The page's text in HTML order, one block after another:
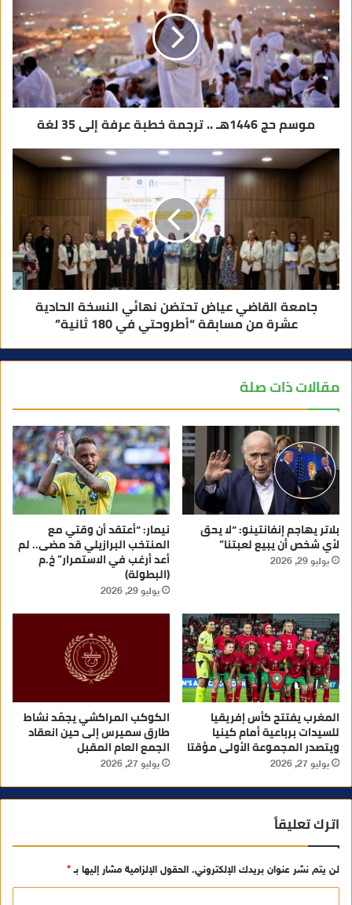
ك
ت
ر
و
ي
موسم حج 1446هـ .. ترجمة خطبة عرفة إلى 35 لغة
جامعة القاضي عياض تحتضن نهائي النسخة الحادية
عشرة من مسابقة “أطروحتي في 180 ثانية”
مقالات ذات صلة
بلاتر يهاجم إنفانتينو: “لا يحق
لأي شخص أن يبيع لعبتنا”
يوليو 29, 2026
نيمار: “أعتقد أن وقتي مع
المنتخب البرازيلي قد مضى.. لم
أعد أرغب في الاستمرار” خ.م
(البطولة)
يوليو 29, 2026
المغرب يفتتح كأس إفريقيا
للسيدات برباعية أمام كينيا
ويتصدر المجموعة الأولى مؤقتا
يوليو 27, 2026
الكوكب المراكشي يجمّد نشاط
طارق سميرس إلى حين انعقاد
الجمع العام المقبل
يوليو 27, 2026
اترك تعليقاً
لن يتم نشر عنوان بريدك الإلكتروني. الحقول الإلزامية مشار إليها بـ*